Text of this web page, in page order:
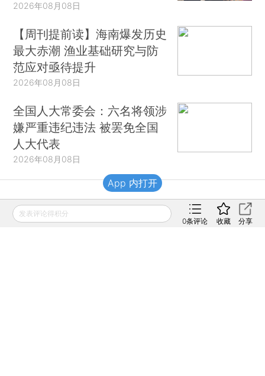
2026年08月08日
【周刊提前读】海南爆发历史
最大赤潮 渔业基础研究与防
范应对亟待提升
2026年08月08日
全国人大常委会：六名将领涉
嫌严重违纪违法 被罢免全国
人大代表
2026年08月08日
财新移动
发表评论得积分
0条评论 收藏 分享
App 内打开